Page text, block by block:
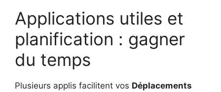
Applications utiles et
planification : gagner
du temps
Plusieurs applis facilitent vos Déplacements